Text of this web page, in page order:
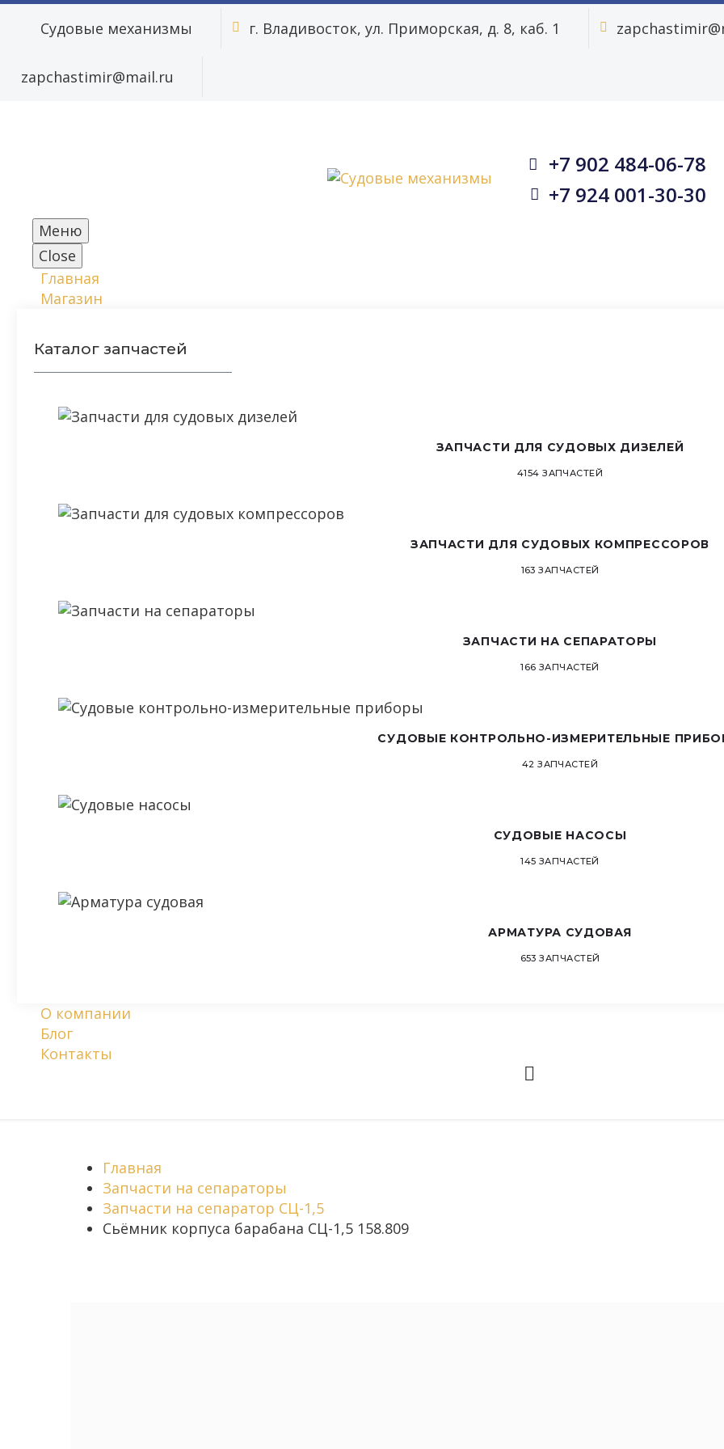
Судовые механизмы 
 г. Владивосток, ул. Приморская, д. 8, каб. 1 

zapchastimir@mail.ru

 +7 902 484-06-78

 +7 924 001-30-30
Меню
Close
Главная
Магазин
Каталог запчастей
ЗАПЧАСТИ ДЛЯ СУДОВЫХ ДИЗЕЛЕЙ
4154 ЗАПЧАСТЕЙ
ЗАПЧАСТИ ДЛЯ СУДОВЫХ КОМПРЕССОРОВ
163 ЗАПЧАСТЕЙ
ЗАПЧАСТИ НА СЕПАРАТОРЫ
166 ЗАПЧАСТЕЙ
СУДОВЫЕ КОНТРОЛЬНО-ИЗМЕРИТЕЛЬНЫЕ
42 ЗАПЧАСТЕЙ
СУДОВЫЕ НАСОСЫ
145 ЗАПЧАСТЕЙ
АРМАТУРА СУДОВАЯ
653 ЗАПЧАСТЕЙ
О компании
Блог
Контакты
Главная
Запчасти на сепараторы
Запчасти на сепаратор СЦ-1,5
Сьёмник корпуса барабана СЦ-1,5 158.809